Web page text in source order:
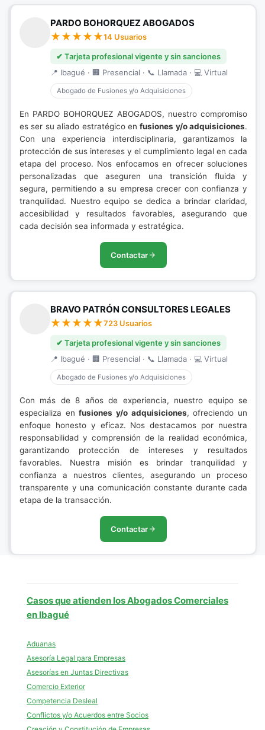
PARDO BOHORQUEZ ABOGADOS
14 Usuarios
✔ Tarjeta profesional vigente y sin sanciones
📍 Ibagué · 🏢 Presencial · 📞 Llamada · 💻 Virtual
Abogado de Fusiones y/o Adquisiciones
En PARDO BOHORQUEZ ABOGADOS, nuestro compromiso
es ser su aliado estratégico enfusiones y/o adquisiciones.
Con una experiencia interdisciplinaria, garantizamos la
protección de sus intereses y el cumplimiento legal en cada
etapa del proceso. Nos enfocamos en ofrecer soluciones
personalizadas que aseguren una transición fluida y
segura, permitiendo a su empresa crecer con confianza y
tranquilidad. Nuestro equipo se dedica a brindar claridad,
accesibilidad y resultados favorables, asegurando que
cada decisión sea informada y estratégica.
Contactar
BRAVO PATRÓN CONSULTORES LEGALES
723 Usuarios
✔ Tarjeta profesional vigente y sin sanciones
📍 Ibagué · 🏢 Presencial · 📞 Llamada · 💻 Virtual
Abogado de Fusiones y/o Adquisiciones
Con más de 8 años de experiencia, nuestro equipo se
especializa enfusiones y/o adquisiciones, ofreciendo un
enfoque honesto y eficaz. Nos destacamos por nuestra
responsabilidad y comprensión de la realidad económica,
garantizando protección de intereses y resultados
favorables. Nuestra misión es brindar tranquilidad y
confianza a nuestros clientes, asegurando un proceso
transparente y una comunicación constante durante cada
etapa de la transacción.
Contactar
Casos que atienden los Abogados Comerciales
en Ibagué
Aduanas
Asesoría Legal para Empresas
Asesorías en Juntas Directivas
Comercio Exterior
Competencia Desleal
Conflictos y/o Acuerdos entre Socios